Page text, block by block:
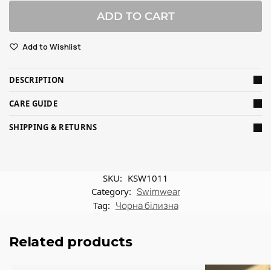
ADD TO CART
Add to Wishlist
DESCRIPTION
CARE GUIDE
SHIPPING & RETURNS
SKU: KSW1011
Category: Swimwear
Tag: Чорна білизна
Related products